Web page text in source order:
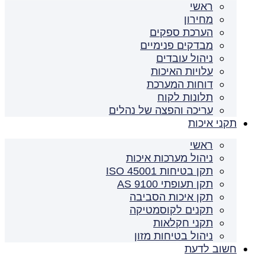
ראשי
מחירון
הערכת ספקים
מבדקים פנימיים
ניהול עובדים
עלויות האיכות
דוחות המערכת
תלונות לקוח
עריכה והפצה של נהלים
תקני איכות
ראשי
ניהול מערכות איכות
תקן בטיחות ISO 45001
תקן תעופתי AS 9100
תקן איכות הסביבה
תקנים לקוסמטיקה
תקני חקלאות
ניהול בטיחות מזון
חשוב לדעת